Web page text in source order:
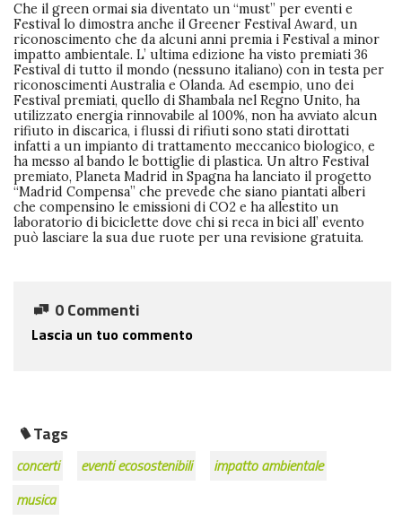
Che il green ormai sia diventato un “must” per eventi e
Festival lo dimostra anche il Greener Festival Award, un
riconoscimento che da alcuni anni premia i Festival a minor
impatto ambientale. L’ ultima edizione ha visto premiati 36
Festival di tutto il mondo (nessuno italiano) con in testa per
riconoscimenti Australia e Olanda. Ad esempio, uno dei
Festival premiati, quello di Shambala nel Regno Unito, ha
utilizzato energia rinnovabile al 100%, non ha avviato alcun
rifiuto in discarica, i flussi di rifiuti sono stati dirottati
infatti a un impianto di trattamento meccanico biologico, e
ha messo al bando le bottiglie di plastica. Un altro Festival
premiato, Planeta Madrid in Spagna ha lanciato il progetto
“Madrid Compensa” che prevede che siano piantati alberi
che compensino le emissioni di CO2 e ha allestito un
laboratorio di biciclette dove chi si reca in bici all’ evento
può lasciare la sua due ruote per una revisione gratuita.
0 Commenti
Lascia un tuo commento
Tags
concerti eventi ecosostenibili
impatto ambientale
musica